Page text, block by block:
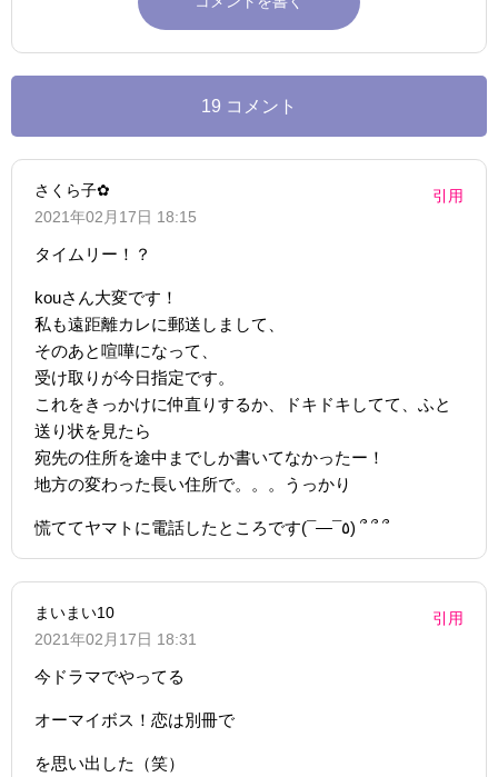
19 コメント
さくら子✿
2021年02月17日 18:15
引用
タイムリー！？
kouさん大変です！
私も遠距離カレに郵送しまして、
そのあと喧嘩になって、
受け取りが今日指定です。
これをきっかけに仲直りするか、ドキドキしてて、ふと
送り状を見たら
宛先の住所を途中までしか書いてなかったー！
地方の変わった長い住所で。。。うっかり
慌ててヤマトに電話したところです(¯―¯٥) ՞ ՞ ՞
まいまい10
2021年02月17日 18:31
引用
今ドラマでやってる
オーマイボス！恋は別冊で
を思い出した（笑）